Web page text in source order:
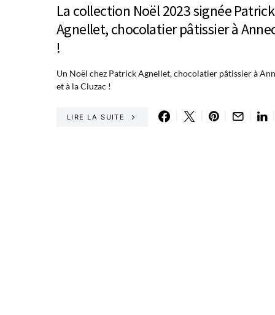
La collection Noël 2023 signée Patrick
Agnellet, chocolatier pâtissier à
!
Un Noël chez Patrick Agnellet, chocolatier pâtissier à
et à la Cluzac !
LIRE LA SUITE